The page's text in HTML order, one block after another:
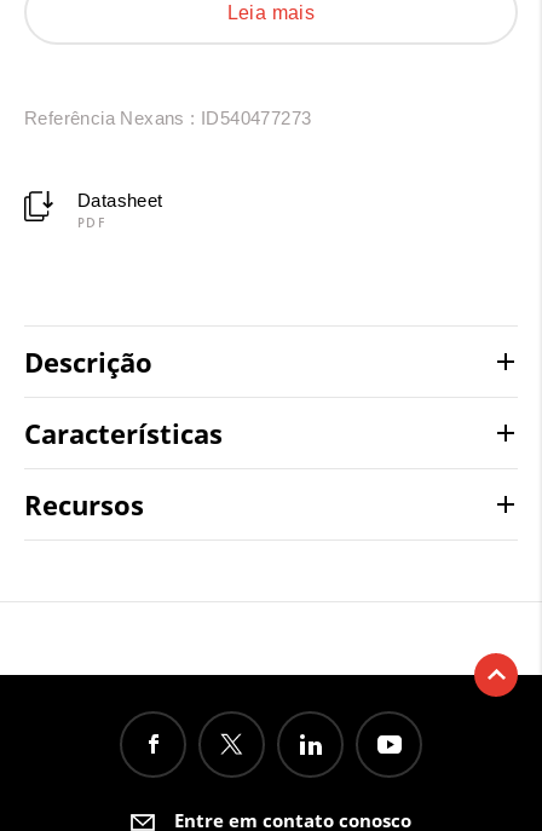
revestimento de cobertura especialmente formulado
para atendimento aos requisitos das normas UL 2556,
estes cabos possuem características de baixa
halogêneo. Veja os detalhes técnicos a seguir:
Leia mais
Referência Nexans : ID540477273
Datasheet
PDF
Descrição
Características
Recursos
Entre em contato conosco